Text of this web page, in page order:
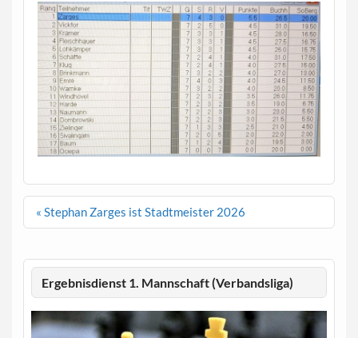
Beitragsnavigation
« Stephan Zarges ist Stadtmeister 2026
Ergebnisdienst 1. Mannschaft (Verbandsliga)